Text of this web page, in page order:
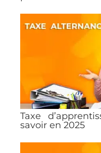
Taxe
savoir en 2025